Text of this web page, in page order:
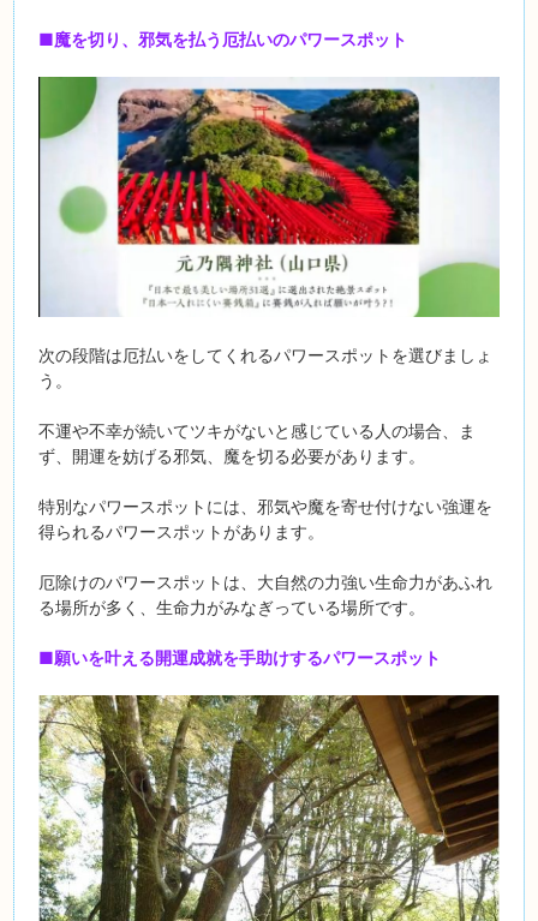
■魔を切り、邪気を払う厄払いのパワースポット
次の段階は厄払いをしてくれるパワースポットを選びましょ
う。
不運や不幸が続いてツキがないと感じている人の場合、ま
ず、開運を妨げる邪気、魔を切る必要があります。
特別なパワースポットには、邪気や魔を寄せ付けない強運を
得られるパワースポットがあります。
厄除けのパワースポットは、大自然の力強い生命力があふれ
る場所が多く、生命力がみなぎっている場所です。
■願いを叶える開運成就を手助けするパワースポット